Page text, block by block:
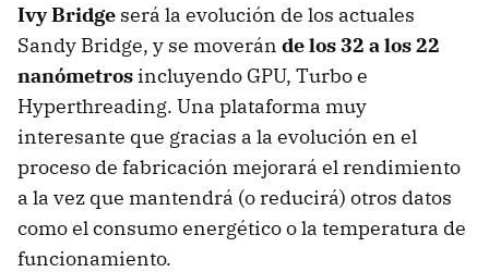
Ivy Bridge será la evolución de los actuales
Sandy Bridge, y se moverán de los 32 a los 22
nanómetros incluyendo GPU, Turbo e
Hyperthreading. Una plataforma muy
interesante que gracias a la evolución en el
proceso de fabricación mejorará el rendimiento
a la vez que mantendrá (o reducirá) otros datos
como el consumo energético o la temperatura de
funcionamiento.